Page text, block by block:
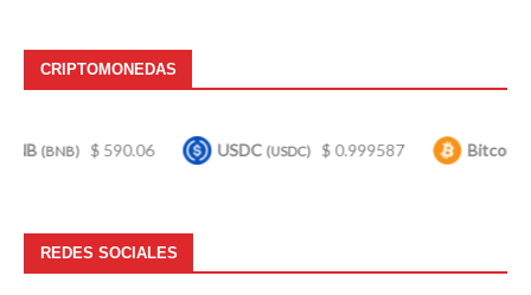
CRIPTOMONEDAS
$ 590.06 USDC(USDC) $ 0.999587 Bitcoin (BTC) $
REDES SOCIALES